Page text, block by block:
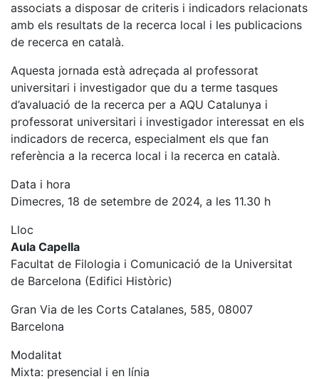
associats a disposar de criteris i indicadors relacionats
amb els resultats de la recerca local i les publicacions
de recerca en català.
Aquesta jornada està adreçada al professorat
universitari i investigador que du a terme tasques
d’avaluació de la recerca per a AQU Catalunya i
professorat universitari i investigador interessat en els
indicadors de recerca, especialment els que fan
referència a la recerca local i la recerca en català.
Data i hora
Dimecres, 18 de setembre de 2024, a les 11.30 h
Lloc
Aula Capella
Facultat de Filologia i Comunicació de la Universitat
de Barcelona (Edifici Històric)
Gran Via de les Corts Catalanes, 585, 08007
Barcelona
Modalitat
Mixta: presencial i en línia